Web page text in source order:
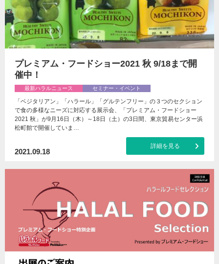
プレミアム・フードショー2021 秋 9/18まで開
催中！
最新ハラルニュース セミナー・イベント
「ベジタリアン」「ハラール」「グルテンフリー」の３つのセクション
で食の多様なニーズに対応する展示会、「プレミアム・フードショー
2021 秋」が9月16日（木）～18日（土）の3日間、東京貿易センター浜
松町館で開催していま…
2021.09.18
詳細を見る